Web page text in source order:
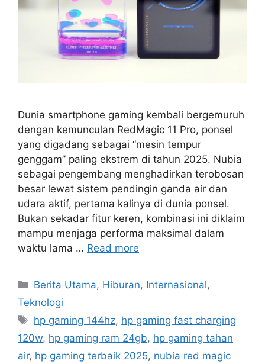
Dunia smartphone gaming kembali bergemuruh
dengan kemunculan RedMagic 11 Pro, ponsel
yang digadang sebagai “mesin tempur
genggam” paling ekstrem di tahun 2025. Nubia
sebagai pengembang menghadirkan terobosan
besar lewat sistem pendingin ganda air dan
udara aktif, pertama kalinya di dunia ponsel.
Bukan sekadar fitur keren, kombinasi ini diklaim
mampu menjaga performa maksimal dalam
waktu lama … Read more
C
e
g
o
Berita Utama, Hiburan, Internasional,
Teknologi
T
a
hp gaming 144hz, hp gaming fast charging
120w, hp gaming ram 24gb, hp gaming tahan
air, hp gaming terbaik 2025, nubia red magic